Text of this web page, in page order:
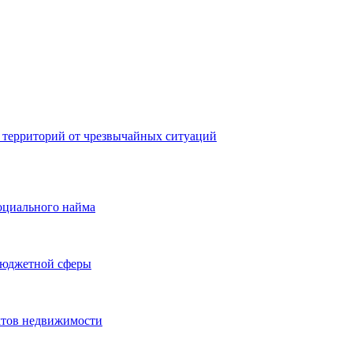
от чрезвычайных ситуаций
найма
сферы
недвижимости